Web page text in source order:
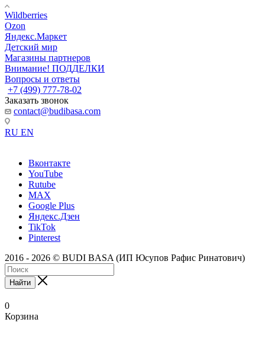
Wildberries
Ozon
Яндекс.Маркет
Детский мир
Магазины партнеров
Внимание! ПОДДЕЛКИ
Вопросы и ответы
+7 (499) 777-78-02
Заказать звонок
contact@budibasa.com
RU EN
Вконтакте
YouTube
Rutube
MAX
Google Plus
Яндекс.Дзен
TikTok
Pinterest
2016 - 2026 © BUDI BASA (ИП Юсупов Рафис Ринатович)
Найти
0
Корзина